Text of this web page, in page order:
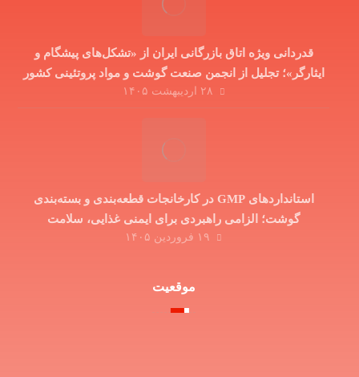
قدردانی ویژه اتاق بازرگانی ایران از «تشکل‌های پیشگام و
ایثارگر»؛ تجلیل از انجمن صنعت گوشت و مواد پروتئینی کشور
در دوران جنگ تحمیلی
۲۸ اردیبهشت ۱۴۰۵
استانداردهای GMP در کارخانجات قطعه‌بندی و بسته‌بندی
گوشت؛ الزامی راهبردی برای ایمنی غذایی، سلامت
مصرف‌کننده و توسعه صادرات
۱۹ فروردین ۱۴۰۵
موقعیت